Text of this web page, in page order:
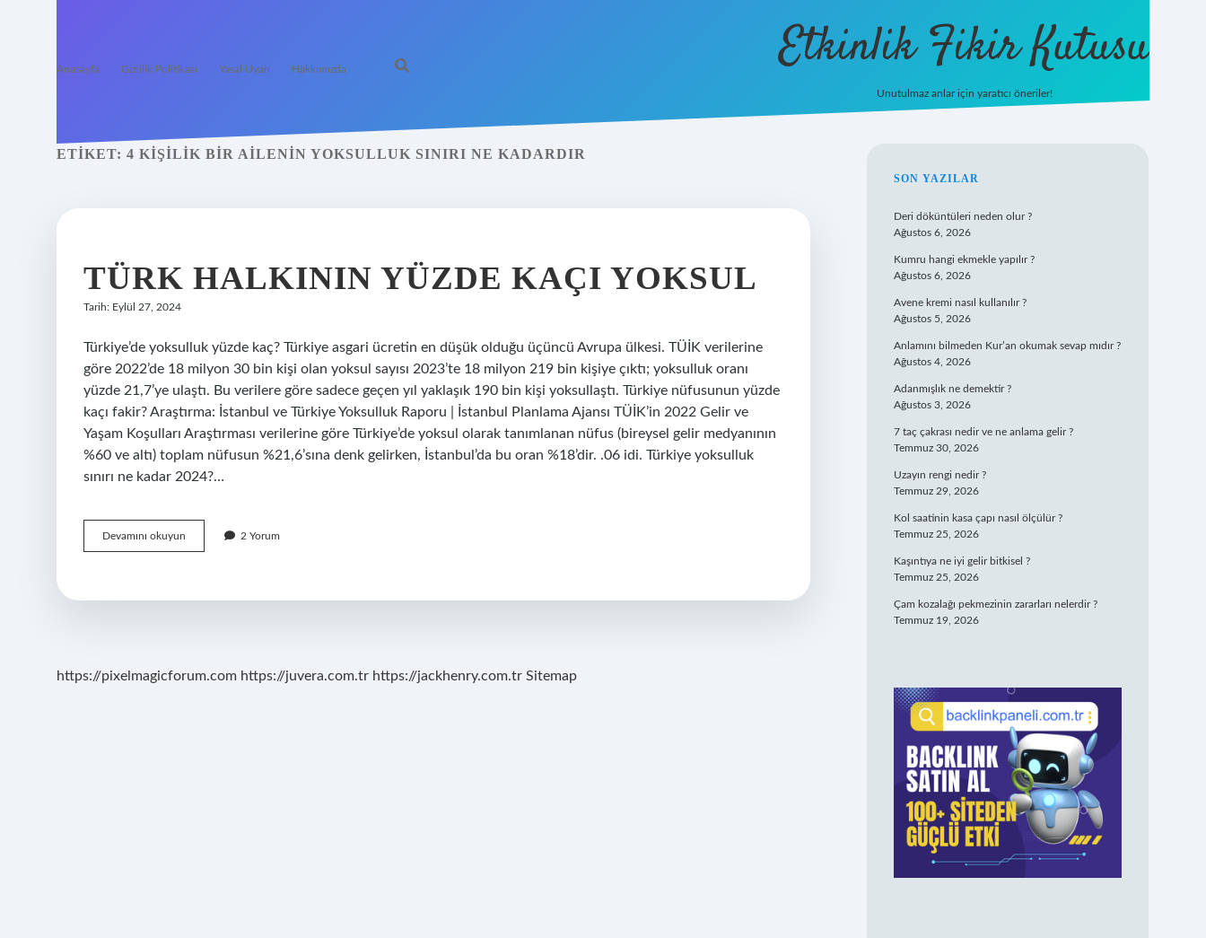
Anasayfa Gizlilik Politikası Yasal Uyarı Hakkımızda Etkinlik Fikir Kutusu
Unutulmaz anlar için yaratıcı öneriler!
ETIKET: 4 KIŞILIK BIR AILENIN YOKSULLUK SINIRI NE KADARDIR
TÜRK HALKININ YÜZDE KAÇI YOKSUL
Tarih: Eylül 27, 2024
Türkiye’de yoksulluk yüzde kaç? Türkiye asgari ücretin en düşük olduğu üçüncü Avrupa ülkesi. TÜİK verilerine
göre 2022’de 18 milyon 30 bin kişi olan yoksul sayısı 2023’te 18 milyon 219 bin kişiye çıktı; yoksulluk oranı
yüzde 21,7’ye ulaştı. Bu verilere göre sadece geçen yıl yaklaşık 190 bin kişi yoksullaştı. Türkiye nüfusunun yüzde
kaçı fakir? Araştırma: İstanbul ve Türkiye Yoksulluk Raporu | İstanbul Planlama Ajansı TÜİK’in 2022 Gelir ve
Yaşam Koşulları Araştırması verilerine göre Türkiye’de yoksul olarak tanımlanan nüfus (bireysel gelir medyanının
%60 ve altı) toplam nüfusun %21,6’sına denk gelirken, İstanbul’da bu oran %18’dir. .06 idi. Türkiye yoksulluk
sınırı ne kadar 2024?…
Devamını okuyun
Halkının
Yoksul
2 Yorum
https://pixelmagicforum.com https://juvera.com.tr https://jackhenry.com.tr Sitemap
SIDEBAR
SON YAZILAR
Deri döküntüleri neden olur ?
Ağustos 6, 2026
Kumru hangi ekmekle yapılır ?
Ağustos 6, 2026
Avene kremi nasıl kullanılır ?
Ağustos 5, 2026
Anlamını bilmeden Kur’an okumak sevap mıdır ?
Ağustos 4, 2026
Adanmışlık ne demektir ?
Ağustos 3, 2026
7 taç çakrası nedir ve ne anlama gelir ?
Temmuz 30, 2026
Uzayın rengi nedir ?
Temmuz 29, 2026
Kol saatinin kasa çapı nasıl ölçülür ?
Temmuz 25, 2026
Kaşıntıya ne iyi gelir bitkisel ?
Temmuz 25, 2026
Çam kozalağı pekmezinin zararları nelerdir ?
Temmuz 19, 2026